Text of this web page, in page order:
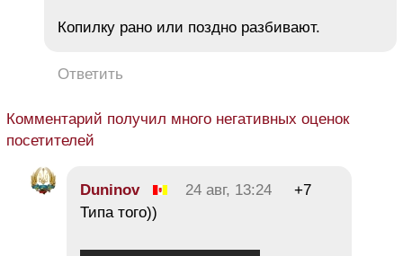
Копилку рано или поздно разбивают.
Ответить
Комментарий получил много негативных оценок
посетителей
Duninov 24 авг, 13:24
+7
Типа того))